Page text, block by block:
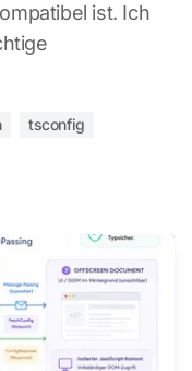
ist. Ich
tsconfig